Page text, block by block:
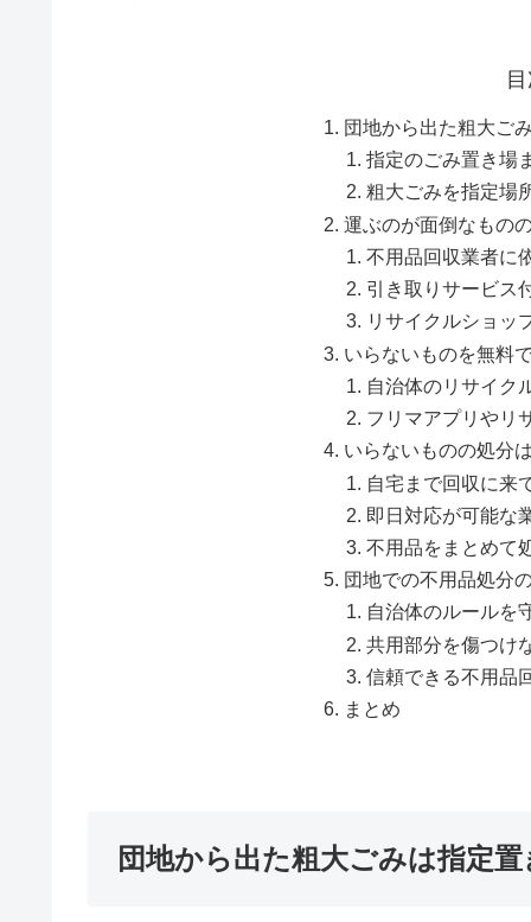
団地から出た粗大ご
指定のごみ置き場
粗大ごみを指定場
運ぶのが面倒なもの
不用品回収業者に
引き取りサービス
リサイクルショッ
いらないものを無料
自治体のリサイク
フリマアプリやリ
いらないものの処分
自宅まで回収に来
即日対応が可能な
不用品をまとめて
団地での不用品処分
自治体のルールを
共用部分を傷つけ
信頼できる不用品
まとめ
団地から出た粗大ごみは指定